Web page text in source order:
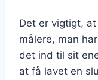
Det er vigtigt,
målere, man
det ind til sit
at få lavet en